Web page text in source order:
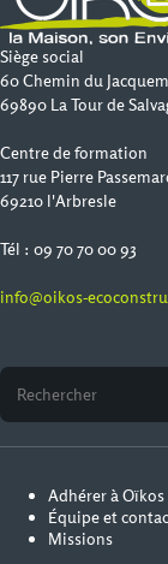
Siège social
60 Chemin du
69890 La Tour de
Centre de formation
117 rue Pierre
69210 l'Arbresle
Tél : 09 70 70 00 93
info@oikos-
Adhérer à Oïkos
Équipe et
Missions